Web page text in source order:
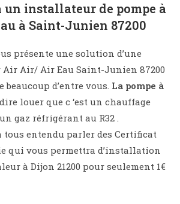
un installateur de pompe à
à Saint-Junien 87200
présente une solution d’une
Air Air/ Air Eau Saint-Junien 87200
d’entre vous. La pompe à
dire louer que c ‘est un chauffage
gaz réfrigérant au R32 .
tous entendu parler des Certificat
qui vous permettra d’installation
à Dijon 21200 pour seulement 1€